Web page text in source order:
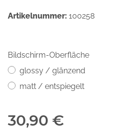
Artikelnummer: 100258
Bildschirm-Oberfläche
glossy / glänzend
matt / entspiegelt
30,90 €